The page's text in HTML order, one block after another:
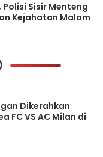
Sisir Menteng
Kejahatan Malam
Dikerahkan
FC VS AC Milan di